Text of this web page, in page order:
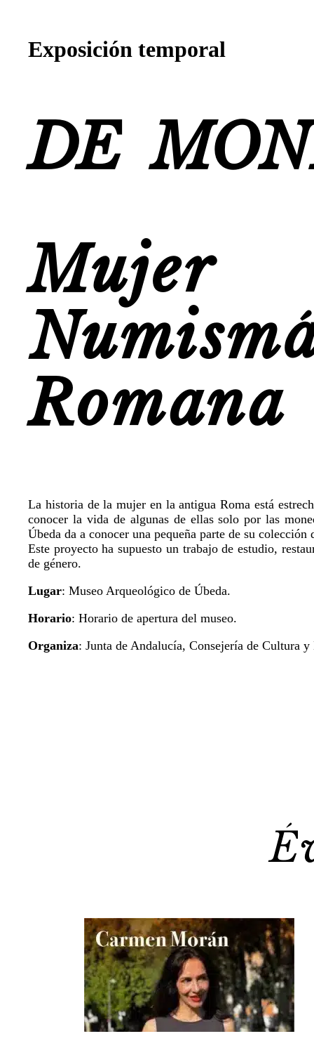
Exposición temporal
DE
Romana
La historia de la mujer en la antigua Roma está
conocer la vida de algunas de ellas solo por las
Úbeda da a conocer una pequeña parte de su
Este proyecto ha supuesto un trabajo de estudio,
de género.
Lugar: Museo Arqueológico de Úbeda.
Horario: Horario de apertura del museo.
Organiza: Junta de Andalucía, Consejería de Cultura y